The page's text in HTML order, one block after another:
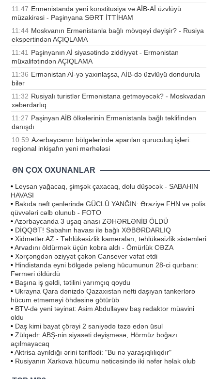
11:47 Ermənistanda yeni konstitusiya və AİB-Aİ üzvlüyü
müzakirəsi - Paşinyana SƏRT İTTİHAM
11:44 Moskvanın Ermənistanla bağlı mövqeyi dəyişir? - Rusiya
ekspertindən AÇIQLAMA
11:41 Paşinyanın Aİ siyasətində ziddiyyət - Ermənistan
müxalifətindən AÇIQLAMA
11:36 Ermənistan Aİ-yə yaxınlaşsa, AİB-də üzvlüyü dondurula
bilər
11:32 Rusiyalı turistlər Ermənistana getməyəcək? - Moskvadan
xəbərdarlıq
11:27 Paşinyan AİB ölkələrinin Ermənistanla bağlı təklifindən
danışdı
10:59 Azərbaycanın bölgələrində aparılan quruculuq işləri:
regional inkişafın yeni mərhələsi
ƏN ÇOX OXUNANLAR
• Leysan yağacaq, şimşək çaxacaq, dolu düşəcək - SABAHIN
HAVASI
• Bakıda neft çənlərində GÜCLÜ YANĞIN: Əraziyə FHN və polis
qüvvələri cəlb olunub - FOTO
•Azərbaycanda 3 uşaq anası ZƏHƏRLƏNİB ÖLDÜ
• DİQQƏT! Sabahın havası ilə bağlı XƏBƏRDARLIQ
• Xidmetler.AZ - Təhlükəsizlik kameraları, təhlükəsizlik sistemləri
•Arvadını öldürmək üçün kobra aldı - Ömürlük CƏZA
• Xərçəngdən əziyyət çəkən Cansever vəfat etdi
• Hindistanda eyni bölgədə pələng hücumunun 28-ci qurbanı:
Fermeri öldürdü
• Başına iş gəldi, tətilini yarımçıq qoydu
• Ukrayna Qara dənizdə Qazaxıstan nefti daşıyan tankerlərə
hücum etməməyi öhdəsinə götürüb
• BTV-də yeni təyinat: Asim Abdullayev baş redaktor müavini
oldu
• Daş kimi bayat çörəyi 2 saniyədə təzə edən üsul
• Zülqədr: ABŞ-nin siyasəti dəyişməsə, Hörmüz boğazı
açılmayacaq
•Aktrisa ayrıldığı ərini təriflədi: "Bu nə yaraşıqlılıqdır"
• Rusiyanın Xarkova hücumu nəticəsində iki nəfər həlak olub